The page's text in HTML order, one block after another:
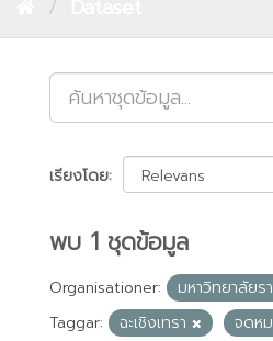
เรียงโดย
พบ 1 ชุดข้อมูล
Organisationer:
มหาวิทยาลัย
Taggar:
ฉะเชิงเทรา
จดห